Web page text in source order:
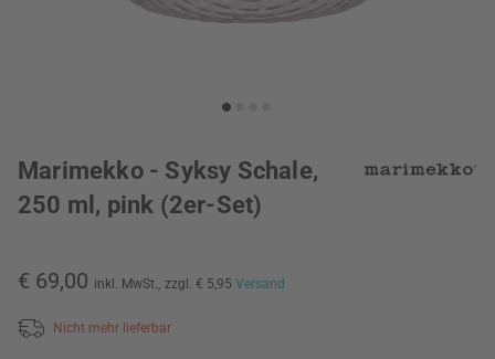
Marimekko - Syksy Schale,
250 ml, pink (2er-Set)
€ 69,00 inkl. MwSt., zzgl. € 5,95 Versand
Nicht mehr lieferbar